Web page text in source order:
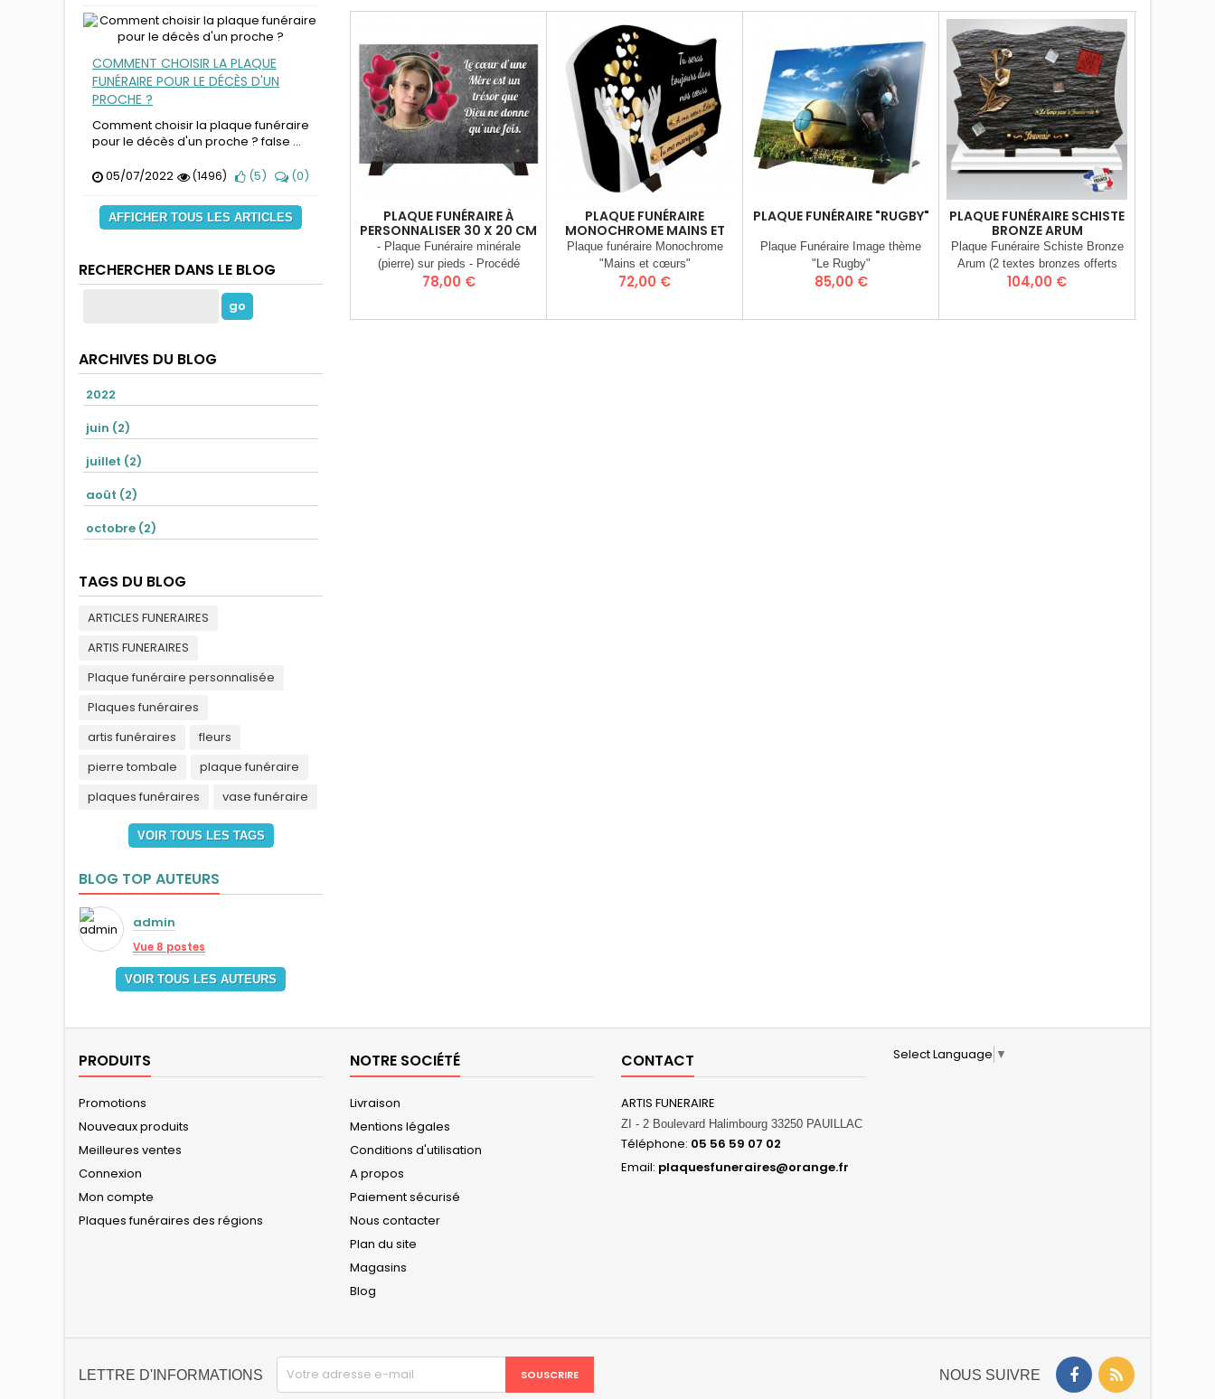
COMMENT CHOISIR LA PLAQUE
FUNÉRAIRE POUR LE DÉCÈS D'UN
PROCHE ?
Comment choisir la plaque funéraire
pour le décès d'un proche ? false ...
05/07/2022
(1496) (5) (0)
AFFICHER TOUS LES ARTICLES
RECHERCHER DANS LE BLOG
ARCHIVES DU BLOG
2022
juin (2)
juillet (2)
août (2)
octobre (2)
TAGS DU BLOG
ARTICLES FUNERAIRES
ARTIS FUNERAIRES
Plaque funéraire personnalisée
Plaques funéraires
artis funéraires
fleurs
pierre tombale
plaque funéraire
plaques funéraires
vase funéraire
VOIR TOUS LES TAGS
BLOG TOP AUTEURS
admin
Vue 8 postes
VOIR TOUS LES AUTEURS
PLAQUE FUNÉRAIRE À
PERSONNALISER 30 X 20 CM
- Plaque Funéraire minérale
(pierre) sur pieds - Procédé
d’inclusion d’image dans la pierre
Prix
78,00 €
PLAQUE FUNÉRAIRE
MONOCHROME MAINS ET
CŒURS
Plaque funéraire Monochrome
"Mains et cœurs"
Prix
72,00 €
PLAQUE FUNÉRAIRE "RUGBY"
Plaque Funéraire Image thème
"Le Rugby"
Prix
85,00 €
PLAQUE FUNÉRAIRE SCHISTE
BRONZE ARUM
Plaque Funéraire Schiste Bronze
Arum (2 textes bronzes offerts
choisissez dans la liste)
Prix
104,00 €
PRODUITS
Promotions
Nouveaux produits
Meilleures ventes
Connexion
Mon compte
Plaques funéraires des régions
NOTRE SOCIÉTÉ
Livraison
Mentions légales
Conditions d'utilisation
A propos
Paiement sécurisé
Nous contacter
Plan du site
Magasins
Blog
CONTACT
ARTIS FUNERAIRE
ZI - 2 Boulevard Halimbourg 33250 PAUILLAC
Téléphone: 05 56 59 07 02
Email: plaquesfuneraires@orange.fr
Select Language ▼
LETTRE D'INFORMATIONS NOUS SUIVRE